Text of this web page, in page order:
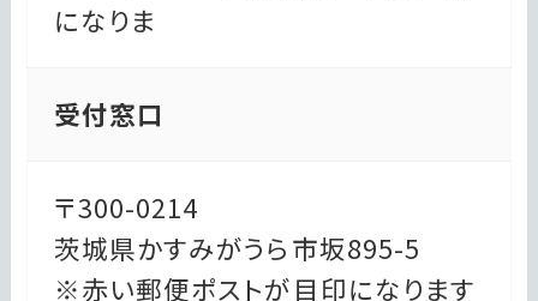
になりま
受付窓口
〒300-0214
茨城県かすみがうら市坂895-5
※赤い郵便ポストが目印になります